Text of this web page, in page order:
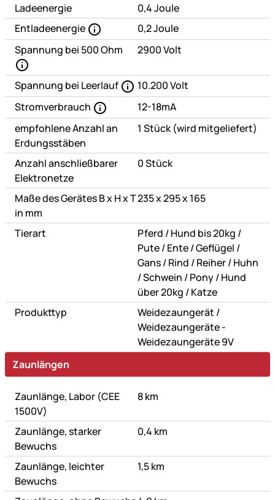
Ladeenergie
0,4 Joule
Entladeenergie
0,2 Joule
Spannung bei 500 Ohm
2900 Volt
Spannung bei Leerlauf
10.200 Volt
Stromverbrauch
12-18mA
empfohlene Anzahl an
Erdungsstäben
1 Stück (wird mitgeliefert)
Anzahl anschließbarer
Elektronetze
0 Stück
Maße des Gerätes B x H x T
in mm
235 x 295 x 165
Tierart Pferd /oder
Hund bis 20kg /oder
Pute/oder
Ente/oder
Geflügel /oder
Gans/oder
Rind /oder
Reiher/oder
Huhn
/oder
Schwein /oder
Pony/oder
Hund
über 20kg /oder
Katze
Produkttyp
Weidezaungerät /oder
Weidezaungeräte -
Weidezaungeräte 9V
Zaunlängen
Zaunlänge, Labor (CEE
1500V)
8 km
Zaunlänge, starker
Bewuchs
0,4 km
Zaunlänge, leichter
Bewuchs
1,5 km